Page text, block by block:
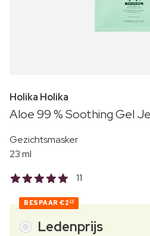
Holika Holika
Aloe 99 % Soothing Gel
Gezichtsmasker
23 ml
11
BESPAAR €2 20
Ledenprijs